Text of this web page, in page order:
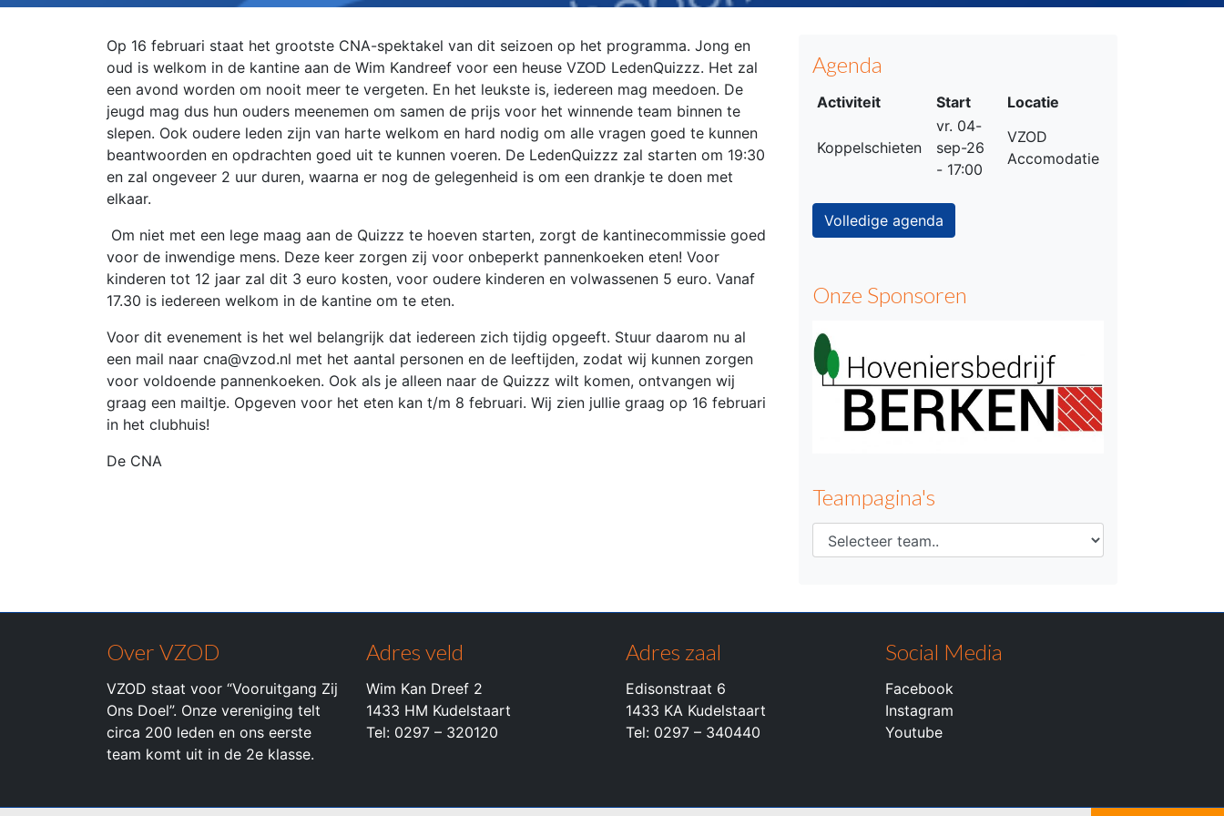
Op 16 februari staat het grootste CNA-spektakel van dit seizoen op het programma. Jong en
oud is welkom in de kantine aan de Wim Kandreef voor een heuse VZOD LedenQuizzz. Het zal
een avond worden om nooit meer te vergeten. En het leukste is, iedereen mag meedoen. De
jeugd mag dus hun ouders meenemen om samen de prijs voor het winnende team binnen te
slepen. Ook oudere leden zijn van harte welkom en hard nodig om alle vragen goed te kunnen
beantwoorden en opdrachten goed uit te kunnen voeren. De LedenQuizzz zal starten om 19:30
en zal ongeveer 2 uur duren, waarna er nog de gelegenheid is om een drankje te doen met
elkaar.
Om niet met een lege maag aan de Quizzz te hoeven starten, zorgt de kantinecommissie goed
voor de inwendige mens. Deze keer zorgen zij voor onbeperkt pannenkoeken eten! Voor
kinderen tot 12 jaar zal dit 3 euro kosten, voor oudere kinderen en volwassenen 5 euro. Vanaf
17.30 is iedereen welkom in de kantine om te eten.
Voor dit evenement is het wel belangrijk dat iedereen zich tijdig opgeeft. Stuur daarom nu al
een mail naar cna@vzod.nl met het aantal personen en de leeftijden, zodat wij kunnen zorgen
voor voldoende pannenkoeken. Ook als je alleen naar de Quizzz wilt komen, ontvangen wij
graag een mailtje. Opgeven voor het eten kan t/m 8 februari. Wij zien jullie graag op 16 februari
in het clubhuis!
De CNA
Agenda
Activiteit Start Locatie
Koppelschieten
vr. 04-
sep-26
- 17:00
VZOD
Accomodatie
Volledige agenda
Onze Sponsoren
Teampagina's
Over VZOD
VZOD staat voor “Vooruitgang Zij
Ons Doel”. Onze vereniging telt
circa 200 leden en ons eerste
team komt uit in de 2e klasse.
Adres veld
Wim Kan Dreef 2
1433 HM Kudelstaart
Tel: 0297 – 320120
Adres zaal
Edisonstraat 6
1433 KA Kudelstaart
Tel: 0297 – 340440
Social Media
Facebook
Instagram
Youtube